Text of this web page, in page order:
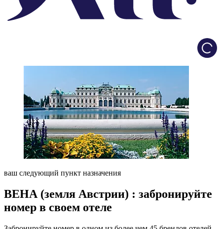
ваш следующий пункт назначения
ВЕНА (земля Австрии) : забронируйте
номер в своем отеле